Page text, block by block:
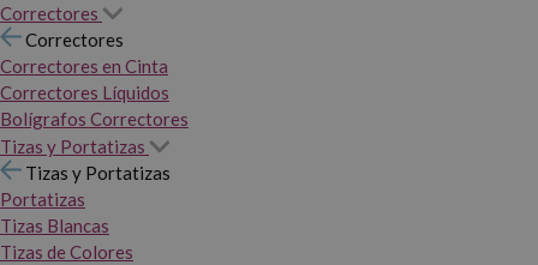
Correctores
Correctores
Correctores en Cinta
Correctores Líquidos
Bolígrafos Correctores
Tizas y Portatizas
Tizas y Portatizas
Portatizas
Tizas Blancas
Tizas de Colores